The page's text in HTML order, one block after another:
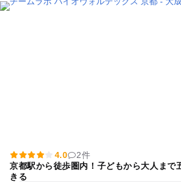
4.0
2件
京都駅から徒歩圏内！子どもから大人まで
きる